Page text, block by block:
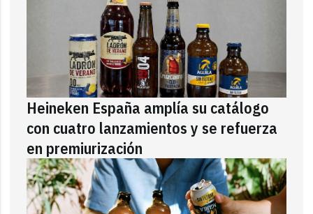
Heineken España amplía su catálogo
con cuatro lanzamientos y se refuerza
en premiurización